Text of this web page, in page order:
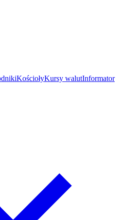
KościołyKursy walutInformator